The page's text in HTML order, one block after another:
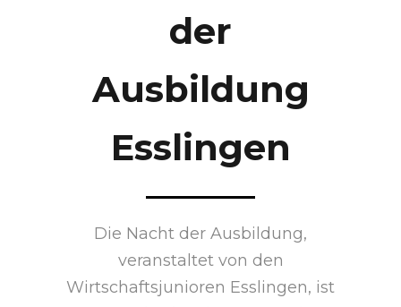
der
Ausbildung
Esslingen
Die Nacht der Ausbildung,
veranstaltet von den
Wirtschaftsjunioren Esslingen, ist